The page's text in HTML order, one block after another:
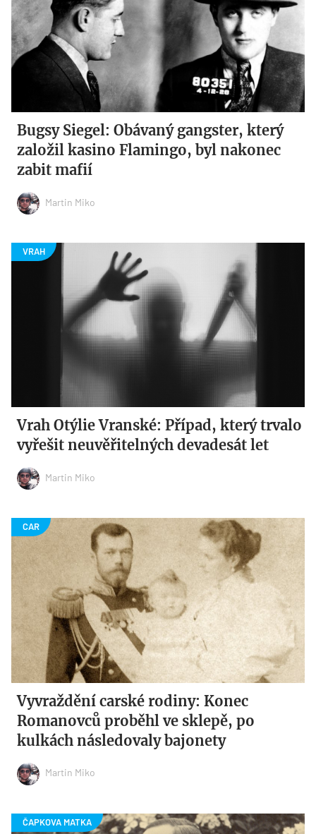
Bugsy Siegel: Obávaný gangster, který
založil kasino Flamingo, byl nakonec
zabit mafií
Martin Miko
Vrah Otýlie Vranské: Případ, který trvalo
vyřešit neuvěřitelných devadesát let
Martin Miko
Vyvraždění carské rodiny: Konec
Romanovců proběhl ve sklepě, po
kulkách následovaly bajonety
Martin Miko